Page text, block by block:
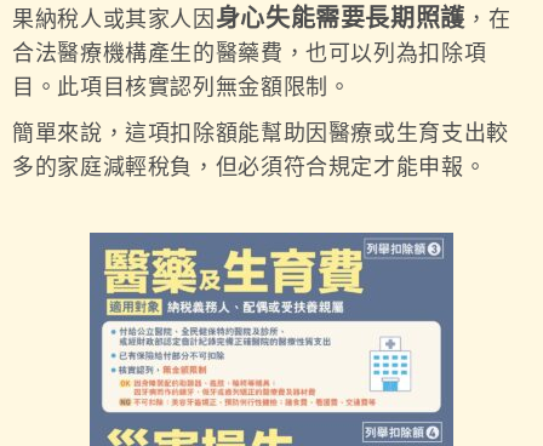
果納稅人或其家人因 身心失能需要長期照護，在
合法醫療機構產生的醫藥費，也可以列為扣除項
目。此項目核實認列無金額限制。
簡單來說，這項扣除額能幫助因醫療或生育支出較
多的家庭減輕稅負，但必須符合規定才能申報。